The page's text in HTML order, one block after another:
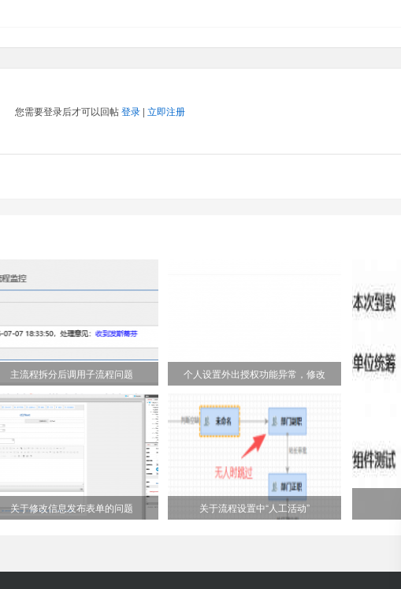
您需要登录后才可以回帖登录 | 立即注册
主流程拆分后调用子流程问题 个人设置外出授权功能异常，修改
关于修改信息发布表单的问题 关于流程设置中“人工活动”